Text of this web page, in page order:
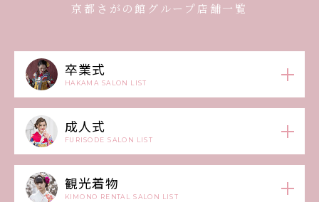
京都さがの館グループ店舗一覧
卒業式
HAKAMA SALON LIST
成人式
FURISODE SALON LIST
観光着物
KIMONO RENTAL SALON LIST